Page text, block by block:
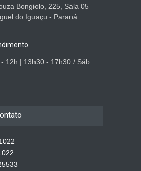
Bongiolo, 225, Sala 05
do Iguaçu - Paraná
12h | 13h30 - 17h30 / Sáb